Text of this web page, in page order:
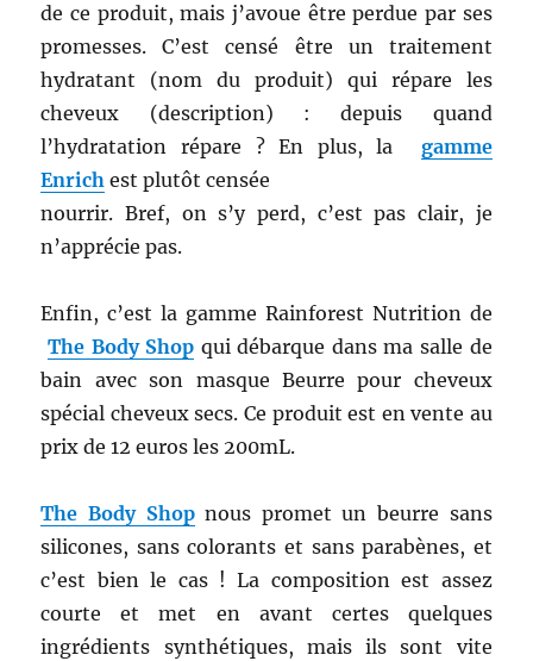
de ce produit, mais j’avoue être perdue par ses
promesses. C’est censé être un traitement
hydratant (nom du produit) qui répare les
cheveux (description) : depuis quand
l’hydratation répare ? En plus, la
gamme
Enrich est plutôt censée
nourrir. Bref, on s’y perd, c’est pas clair, je
n’apprécie pas.
Enfin, c’est la gamme Rainforest Nutrition de
The Body Shop qui débarque dans ma salle de
bain avec son masque Beurre pour cheveux
spécial cheveux secs. Ce produit est en vente au
prix de 12 euros les 200mL.
The Body Shopnous promet un beurre sans
silicones, sans colorants et sans parabènes, et
c’est bien le cas ! La composition est assez
courte et met en avant certes quelques
ingrédients synthétiques, mais ils sont vite